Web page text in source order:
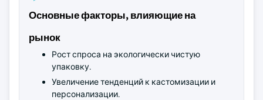
Основные факторы, влияющие на
рынок
Рост спроса на экологически чистую
упаковку.
Увеличение тенденций к кастомизации и
персонализации.